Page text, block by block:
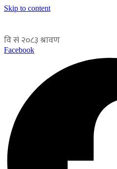
Skip to content
Facebook